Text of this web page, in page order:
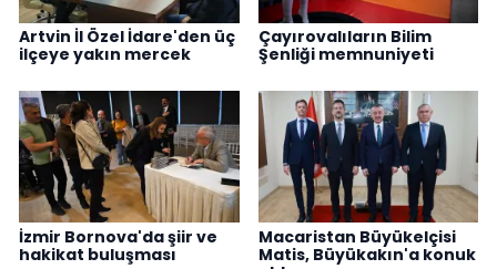
Artvin İl Özel İdare'den üç
ilçeye yakın mercek
Çayırovalıların Bilim
Şenliği memnuniyeti
İzmir Bornova'da şiir ve
hakikat buluşması
Macaristan Büyükelçisi
Matis, Büyükakın'a konuk